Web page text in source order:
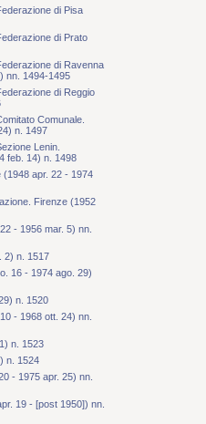
di Pisa
di Prato
di Ravenna
nn. 1494-1495
di Reggio
Comunale.
n. 1497
Lenin.
feb. 14) n. 1498
apr. 22 - 1974
Firenze (1952
- 1956 mar. 5) nn.
2) n. 1517
16 - 1974 ago. 29)
n. 1520
- 1968 ott. 24) nn.
n. 1523
n. 1524
- 1975 apr. 25) nn.
19 - [post 1950]) nn.